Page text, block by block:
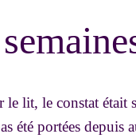
lit, le constat était
été portées